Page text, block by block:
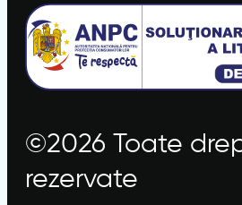
©2026 Toate
rezervate